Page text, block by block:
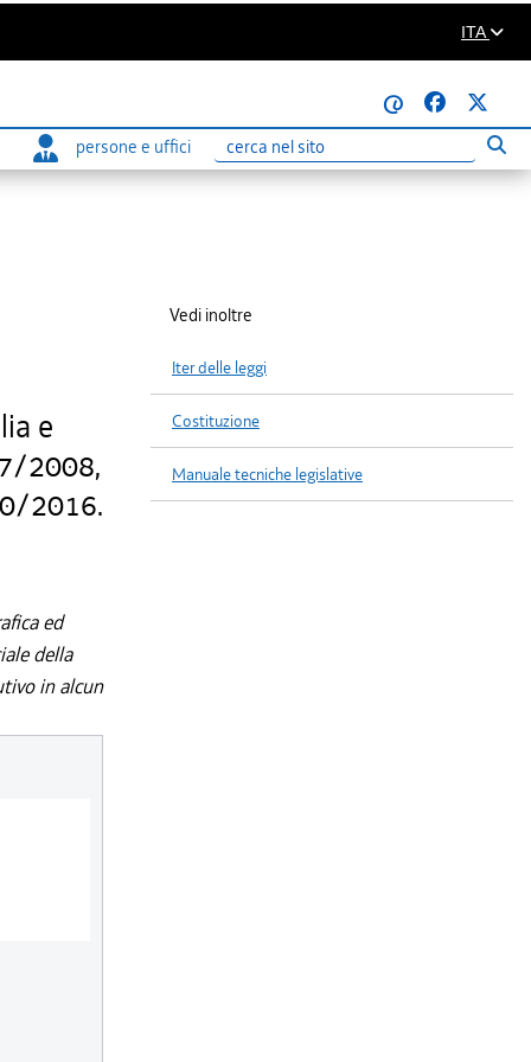
ITA
@
persone e uffici
Ricerca
e
2008,
2016.
ed
della
in alcun
Vedi inoltre
Iter delle leggi
Costituzione
Manuale tecniche legislative